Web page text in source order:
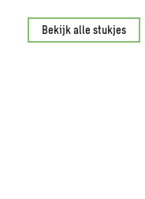
Bekijk alle stukjes